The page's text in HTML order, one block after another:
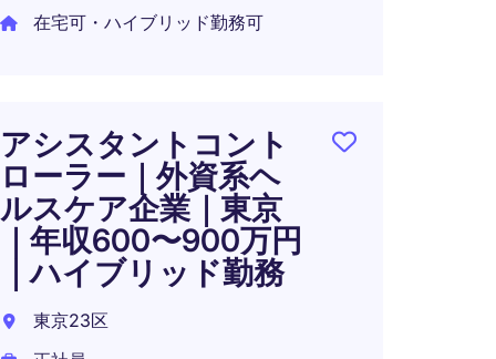
在宅可・ハイブリッド勤務可
アシスタントコント
ローラー｜外資系ヘ
ルスケア企業｜東京
｜年収600〜900万円
｜ハイブリッド勤務
東京23区